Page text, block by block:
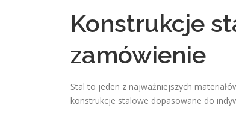
Konstrukcje
zamówienie
Stal to jeden z najważniejszych
konstrukcje stalowe dopasowane do